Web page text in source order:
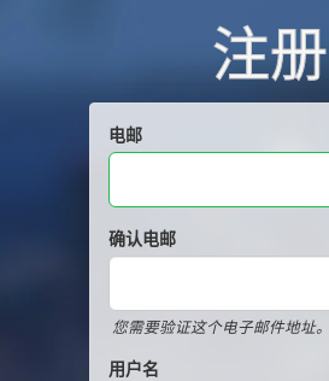
注册
电邮
确认电邮
您需要验证这个电子邮件地址。
用户名